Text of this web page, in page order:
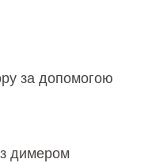
за допомогою
димером